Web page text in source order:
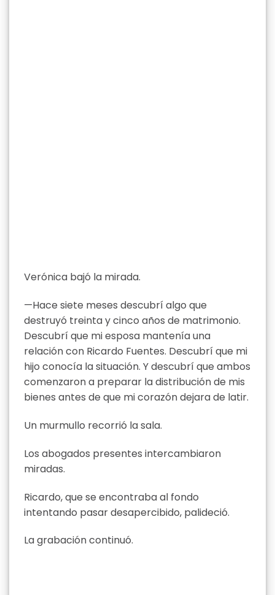
Verónica bajó la mirada.
—Hace siete meses descubrí algo que
destruyó treinta y cinco años de matrimonio.
Descubrí que mi esposa mantenía una
relación con Ricardo Fuentes. Descubrí que mi
hijo conocía la situación. Y descubrí que ambos
comenzaron a preparar la distribución de mis
bienes antes de que mi corazón dejara de latir.
Un murmullo recorrió la sala.
Los abogados presentes intercambiaron
miradas.
Ricardo, que se encontraba al fondo
intentando pasar desapercibido, palideció.
La grabación continuó.